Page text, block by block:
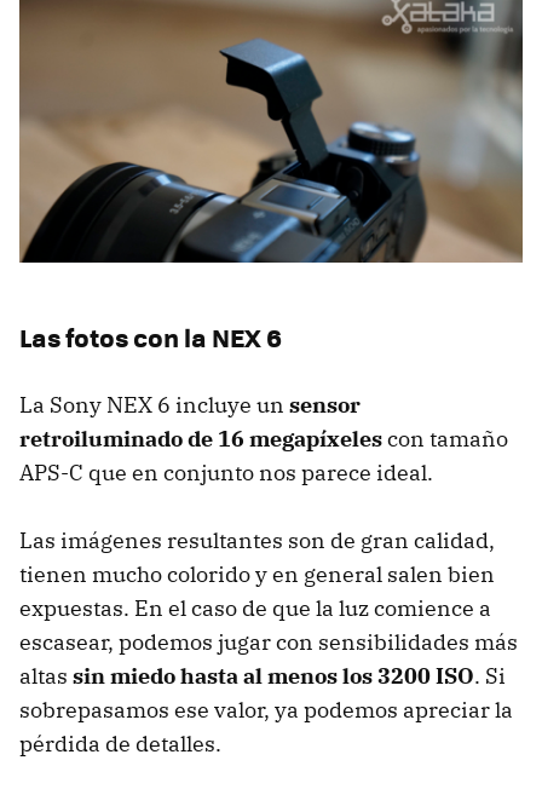
Las fotos con la NEX 6
La Sony NEX 6 incluye un sensor
retroiluminado de 16 megapíxelescon tamaño
APS-C que en conjunto nos parece ideal.
Las imágenes resultantes son de gran calidad,
tienen mucho colorido y en general salen bien
expuestas. En el caso de que la luz comience a
escasear, podemos jugar con sensibilidades más
altas sin miedo hasta al menos los 3200 ISO. Si
sobrepasamos ese valor, ya podemos apreciar la
pérdida de detalles.